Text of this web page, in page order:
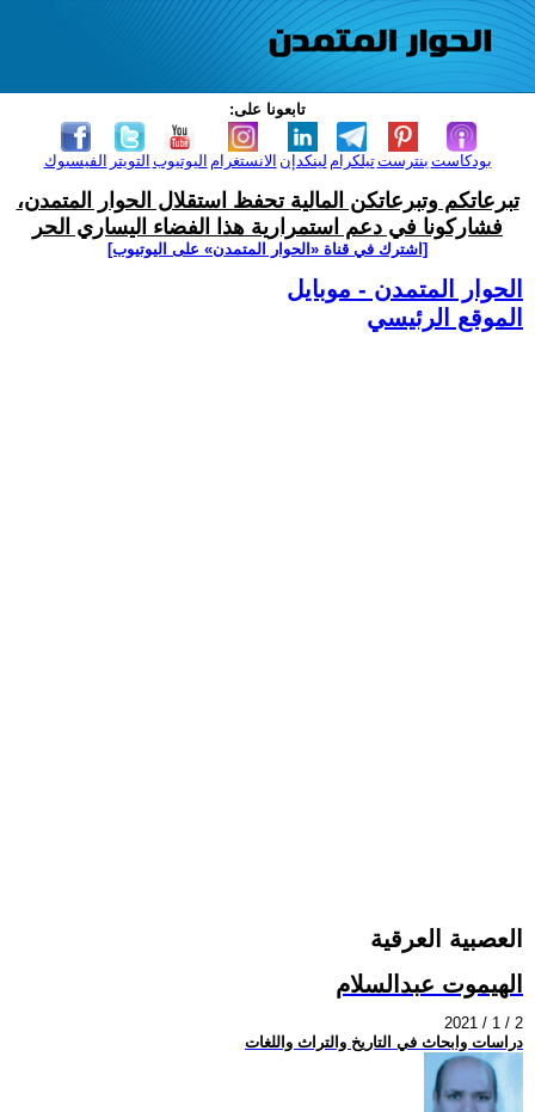
تابعونا على:
الفيسبوك التويتر اليوتيوب الانستغرام لينكدإن تيلكرامبنترست بودكاست
تبرعاتكم وتبرعاتكن المالية تحفظ استقلال الحوار المتمدن،
فشاركونا في دعم استمرارية هذا الفضاء اليساري الحر
[اشترك في قناة ‫«الحوار المتمدن» على اليوتيوب]
الحوار المتمدن - موبايل
الموقع الرئيسي
العصبية العرقية
الهيموت عبدالسلام
2021 / 1 / 2
دراسات وابحاث في التاريخ والتراث واللغات